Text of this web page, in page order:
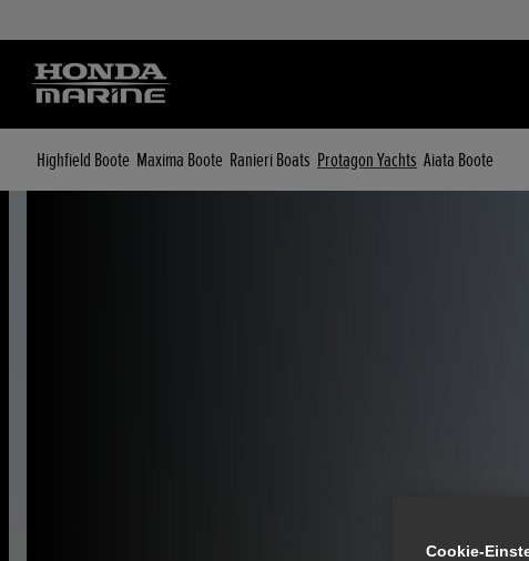
Highfield Boote Maxima Boote Ranieri Boats Protagon Yachts Aiata Boote
Cookie-